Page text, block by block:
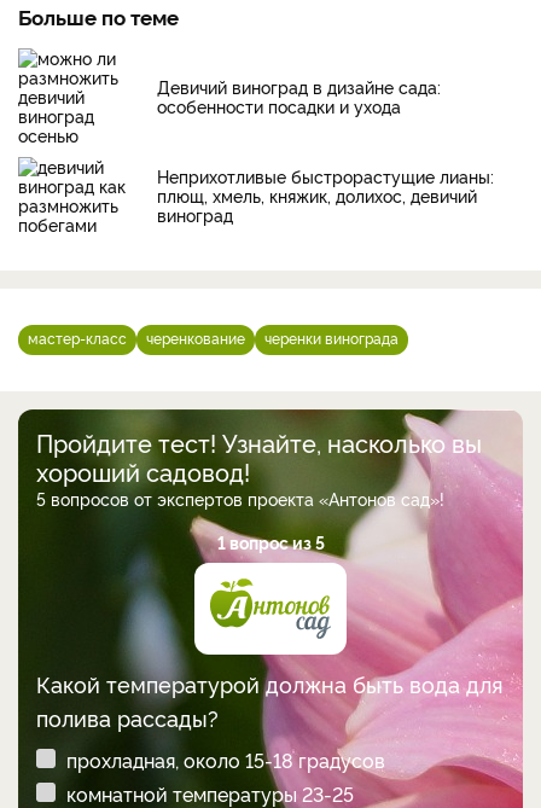
Больше по теме
Девичий виноград в дизайне сада:
особенности посадки и ухода
Неприхотливые быстрорастущие лианы:
плющ, хмель, княжик, долихос, девичий
виноград
мастер-класс черенкование черенки винограда
Пройдите тест! Узнайте, насколько вы
хороший садовод!
5 вопросов от экспертов проекта «Антонов сад»!
1 вопрос из 5
Какой температурой должна быть вода для
полива рассады?
прохладная, около 15-18 градусов
комнатной температуры 23-25